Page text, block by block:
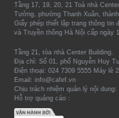
Tầng 17, 19, 20, 21 Toà nhà
Tưởng, phường Thanh Xuân,
Giấy phép thiết lập trang thông tin
và Truyền thông Hà Nội cấp ngày
Tầng 21, tòa nhà Center Building.
Địa chỉ: Số 01, phố Nguyễn Huy
Điện thoại: 024 7309 5555 Máy lẻ
Email: info@cafef.vn
Chịu trách nhiệm quản lý nội dung:
Hỗ trợ quảng cáo :